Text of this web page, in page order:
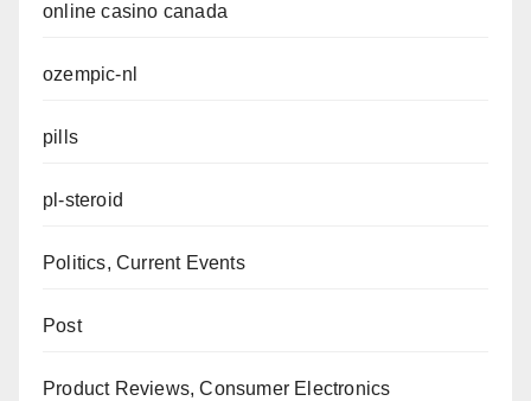
online casino canada
ozempic-nl
pills
pl-steroid
Politics, Current Events
Post
Product Reviews, Consumer Electronics